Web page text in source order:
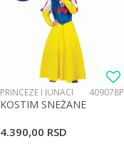
PRINCEZE I JUNACI 409078P
KOSTIM SNEŽANE
4.390,00 RSD